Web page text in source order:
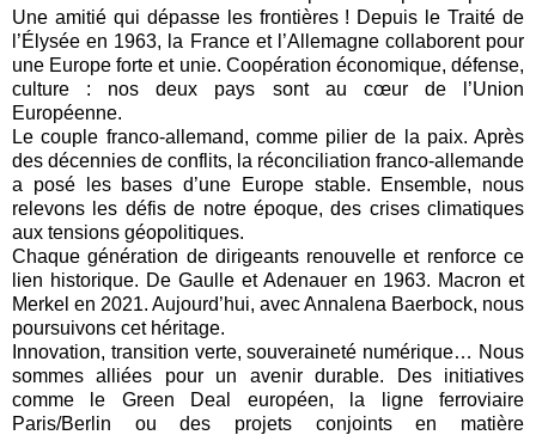
Une amitié qui dépasse les frontières ! Depuis le Traité de
l’Élysée en 1963, la France et l’Allemagne collaborent pour
une Europe forte et unie. Coopération économique, défense,
culture : nos deux pays sont au cœur de l’Union
Européenne.
Le couple franco-allemand, comme pilier de la paix. Après
des décennies de conflits, la réconciliation franco-allemande
a posé les bases d’une Europe stable. Ensemble, nous
relevons les défis de notre époque, des crises climatiques
aux tensions géopolitiques.
Chaque génération de dirigeants renouvelle et renforce ce
lien historique. De Gaulle et Adenauer en 1963. Macron et
Merkel en 2021. Aujourd’hui, avec Annalena Baerbock, nous
poursuivons cet héritage.
Innovation, transition verte, souveraineté numérique… Nous
sommes alliées pour un avenir durable. Des initiatives
comme le Green Deal européen, la ligne ferroviaire
Paris/Berlin ou des projets conjoints en matière